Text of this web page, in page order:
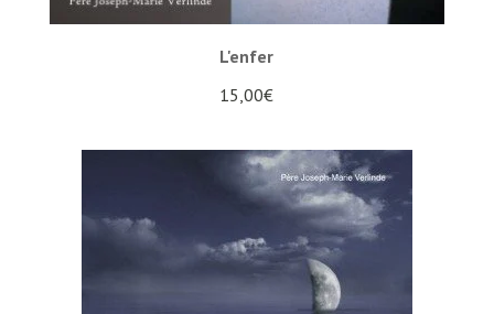
L'enfer
15,00€